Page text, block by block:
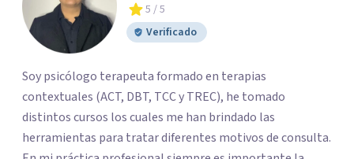
5 / 5
Verificado
Soy psicólogo terapeuta formado en terapias
contextuales (ACT, DBT, TCC y TREC), he tomado
distintos cursos los cuales me han brindado las
herramientas para tratar diferentes motivos de consulta.